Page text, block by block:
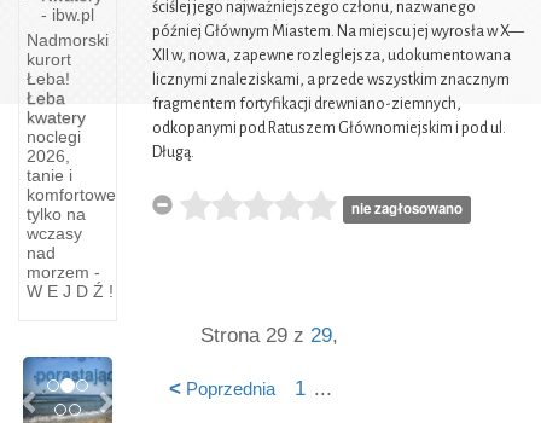
- ibw.pl
Nadmorski
kurort
Łeba!
Łeba
kwatery
noclegi
2026,
tanie i
komfortowe
tylko na
wczasy
nad
morzem -
W E J D Ź !
Kartuzy
Pośrodku
wielkiego
porastającego
PreviousNext
ściślej jego najważniejszego członu, nazwanego
później Głównym Miastem. Na miejscu jej wyrosła w X—
XII w, nowa, zapewne rozleglejsza, udokumentowana
licznymi znaleziskami, a przede wszystkim znacznym
fragmentem fortyfikacji drewniano-ziemnych,
odkopanymi pod Ratuszem Głównomiejskim i pod ul.
Długą.
nie zagłosowano
Strona 29 z 29,
< Poprzednia 1 ...